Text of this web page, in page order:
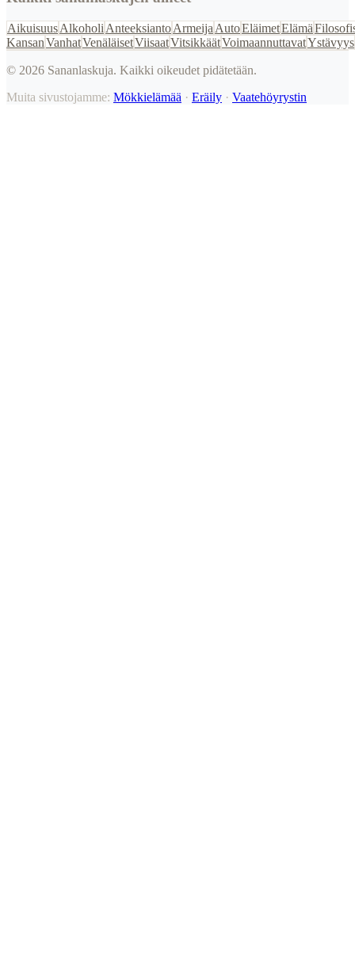
AikuisuusAlkoholi AnteeksiantoArmeija AutoEläimetElämä
KansanVanhatVenäläisetViisaatVitsikkäätVoimaannuttavatYstävyys
© 2026 Sananlaskuja. Kaikki oikeudet pidätetään.
Muita sivustojamme: Mökkielämää · Eräily · Vaatehöyrystin